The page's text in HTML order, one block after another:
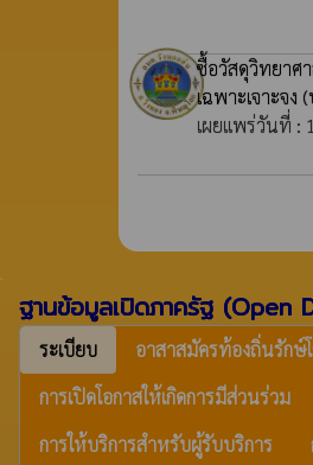
ซื้อวัสดุวิทยาศ
เฉพาะเจาะจง
เผยแพร่วันที่ :
ฐานข้อมูลเปิดภาครัฐ (Open
ระเบียบ อาสาสมัครท้องถิ่นรักษ์
การเปิดโอกาสให้เกิดการมีส่วนร่วม
การให้บริการสำหรับผู้รับบริการ